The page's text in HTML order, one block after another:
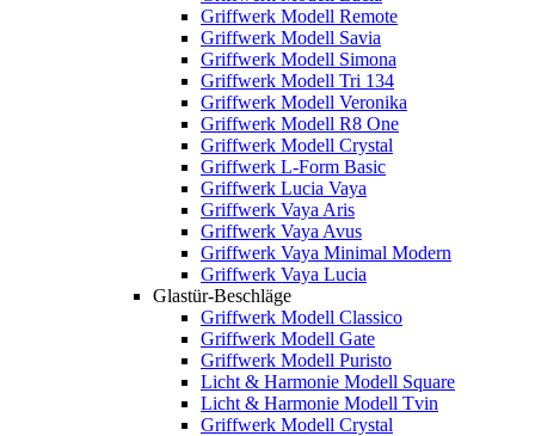
Griffwerk Modell Remote
Griffwerk Modell Savia
Griffwerk Modell Simona
Griffwerk Modell Tri 134
Griffwerk Modell Veronika
Griffwerk Modell R8 One
Griffwerk Modell Crystal
Griffwerk L-Form Basic
Griffwerk Lucia Vaya
Griffwerk Vaya Aris
Griffwerk Vaya Avus
Griffwerk Vaya Minimal Modern
Griffwerk Vaya Lucia
Glastür-Beschläge
Griffwerk Modell Classico
Griffwerk Modell Gate
Griffwerk Modell Puristo
Licht & Harmonie Modell Square
Licht & Harmonie Modell Tvin
Griffwerk Modell Crystal